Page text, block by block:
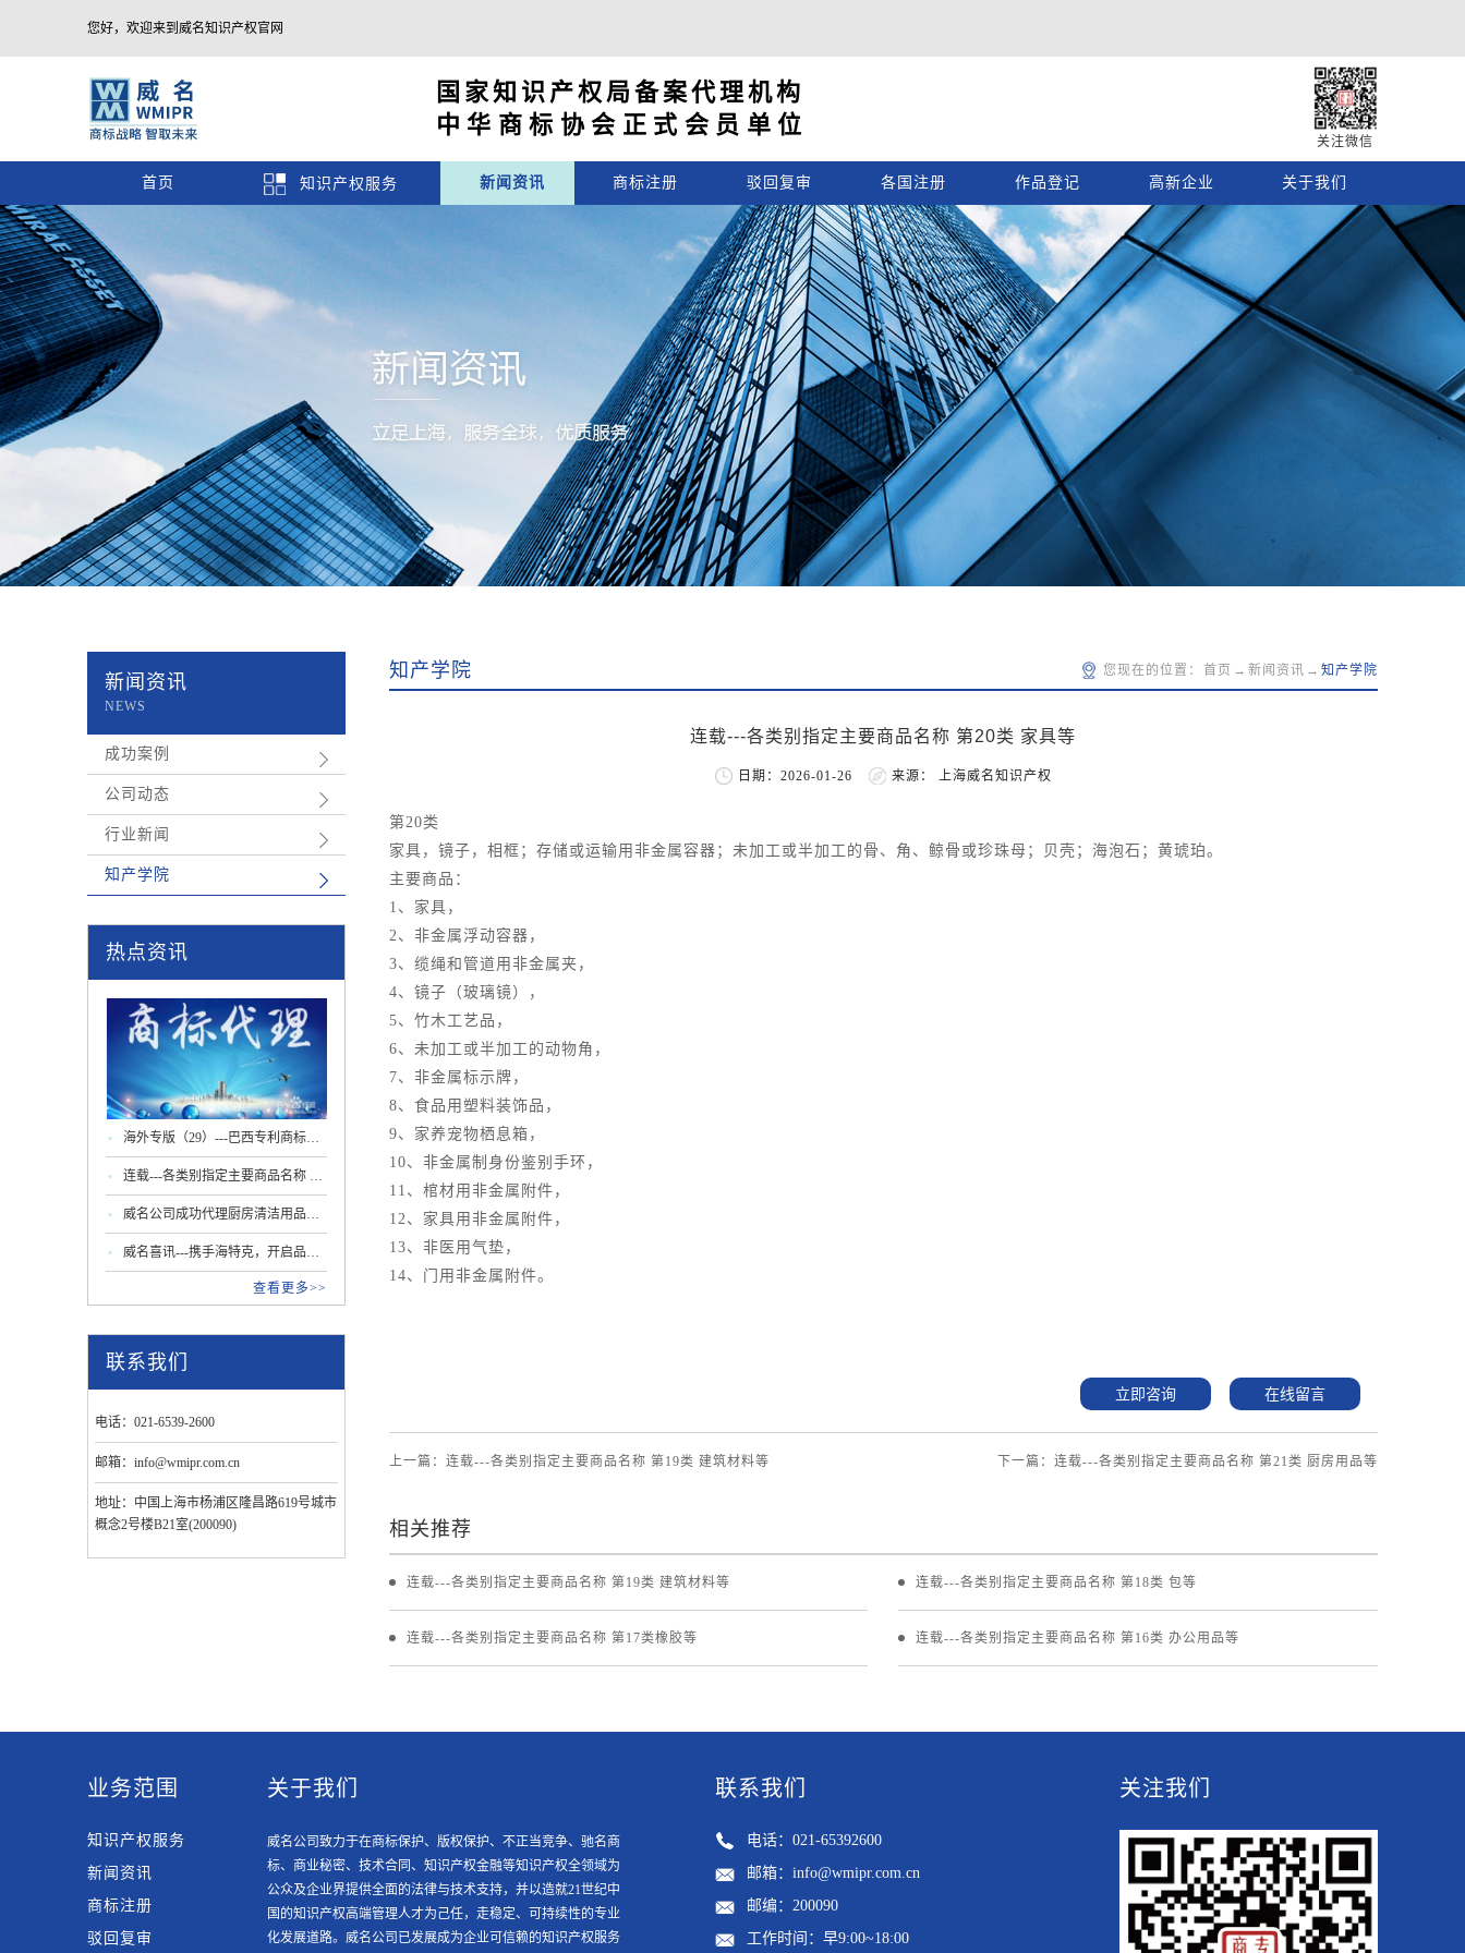
您好，欢迎来到威名知识产权官网
国家知识产权局备案代理机构
中华商标协会正式会员单位
关注微信
首页 知识产权服务 新闻资讯 商标注册 驳回复审 各国注册 作品登记 高新企业 关于我们
知产学院 您现在的位置： 首页 → 新闻资讯 → 知产学院
连载---各类别指定主要商品名称 第20类 家具等
日期：2026-01-26 来源： 上海威名知识产权
第20类
家具，镜子，相框；存储或运输用非金属容器；未加工或半加工的骨、角、鲸骨或珍珠母；贝壳；海泡石；黄琥珀。
主要商品：
1、家具，
2、非金属浮动容器，
3、缆绳和管道用非金属夹，
4、镜子（玻璃镜），
5、竹木工艺品，
6、未加工或半加工的动物角，
7、非金属标示牌，
8、食品用塑料装饰品，
9、家养宠物栖息箱，
10、非金属制身份鉴别手环，
11、棺材用非金属附件，
12、家具用非金属附件，
13、非医用气垫，
14、门用非金属附件。
立即咨询 在线留言
上一篇：连载---各类别指定主要商品名称 第19类 建筑材料等 下一篇：连载---各类别指定主要商品名称 第21类 厨房用品等
相关推荐
连载---各类别指定主要商品名称 第19类 建筑材料等 连载---各类别指定主要商品名称 第18类 包等
连载---各类别指定主要商品名称 第17类橡胶等 连载---各类别指定主要商品名称 第16类 办公用品等
新闻资讯
NEWS
成功案例
公司动态
行业新闻
知产学院
热点资讯
海外专版（29）---巴西专利商标局
更新商标指南：驰名商标认定及马
德里程序新规
连载---各类别指定主要商品名称 第
29类 肉蛋奶等
威名公司成功代理厨房清洁用品行
业商标无效宣告案
威名喜讯---携手海特克，开启品牌
出海知识产权护航新篇章查看更多>>
联系我们
电话：021-6539-2600
邮箱：info@wmipr.com.cn
地址：中国上海市杨浦区隆昌路619号城市
概念2号楼B21室(200090)
业务范围
知识产权服务
新闻资讯
商标注册
驳回复审
关于我们
威名公司致力于在商标保护、版权保护、不正当竞争、驰名商
标、商业秘密、技术合同、知识产权金融等知识产权全领域为
公众及企业界提供全面的法律与技术支持，并以造就21世纪中
国的知识产权高端管理人才为己任，走稳定、可持续性的专业
化发展道路。威名公司已发展成为企业可信赖的知识产权服务
联系我们
电话：021-65392600
邮箱：info@wmipr.com.cn
邮编：200090
工作时间：早9:00~18:00
关注我们